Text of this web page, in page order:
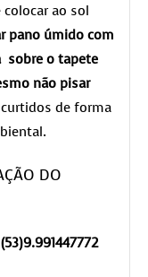
ao sol
pano úmido com
sobre o tapete
não pisar
de forma
DO
(53)9.991447772